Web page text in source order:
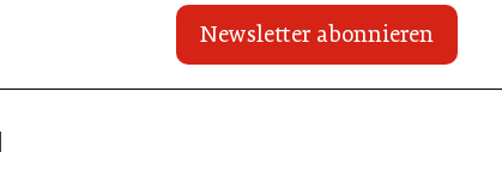
Newsletter abonnieren
Ihren